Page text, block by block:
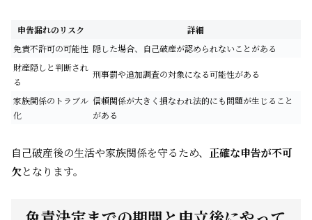
申告漏れのリスク
詳細
免責不許可の可能性 隠した場合、自己破産が認められないことがある
財産隠しと判断され
る
刑事罰や追加調査の対象になる可能性がある
家族関係のトラブル
化
信頼関係が大きく損なわれ法的にも問題が生じること
がある
自己破産後の生活や家族関係を守るため、 正確な申告が不可
欠となります。